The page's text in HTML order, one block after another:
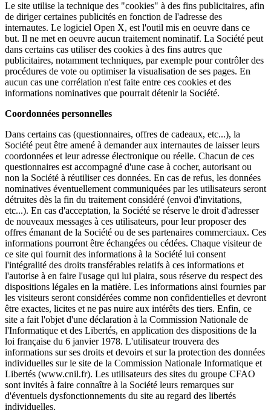
Le site utilise la technique des "cookies" à des fins publicitaires, afin
de diriger certaines publicités en fonction de l'adresse des
internautes. Le logiciel Open X, est l'outil mis en oeuvre dans ce
but. Il ne met en oeuvre aucun traitement nominatif. La Société peut
dans certains cas utiliser des cookies à des fins autres que
publicitaires, notamment techniques, par exemple pour contrôler des
procédures de vote ou optimiser la visualisation de ses pages. En
aucun cas une corrélation n'est faite entre ces cookies et des
informations nominatives que pourrait détenir la Société.
Coordonnées personnelles
Dans certains cas (questionnaires, offres de cadeaux, etc...), la
Société peut être amené à demander aux internautes de laisser leurs
coordonnées et leur adresse électronique ou réelle. Chacun de ces
questionnaires est accompagné d'une case à cocher, autorisant ou
non la Société à réutiliser ces données. En cas de refus, les données
nominatives éventuellement communiquées par les utilisateurs seront
détruites dès la fin du traitement considéré (envoi d'invitations,
etc...). En cas d'acceptation, la Société se réserve le droit d'adresser
de nouveaux messages à ces utilisateurs, pour leur proposer des
offres émanant de la Société ou de ses partenaires commerciaux. Ces
informations pourront être échangées ou cédées. Chaque visiteur de
ce site qui fournit des informations à la Société lui consent
l'intégralité des droits transférables relatifs à ces informations et
l'autorise à en faire l'usage qui lui plaira, sous réserve du respect des
dispositions légales en la matière. Les informations ainsi fournies par
les visiteurs seront considérées comme non confidentielles et devront
être exactes, licites et ne pas nuire aux intérêts des tiers. Enfin, ce
site a fait l'objet d'une déclaration à la Commission Nationale de
l'Informatique et des Libertés, en application des dispositions de la
loi française du 6 janvier 1978. L'utilisateur trouvera des
informations sur ses droits et devoirs et sur la protection des données
individuelles sur le site de la Commission Nationale Informatique et
Libertés (www.cnil.fr). Les utilisateurs des sites du groupe CFAO
sont invités à faire connaître à la Société leurs remarques sur
d'éventuels dysfonctionnements du site au regard des libertés
individuelles.